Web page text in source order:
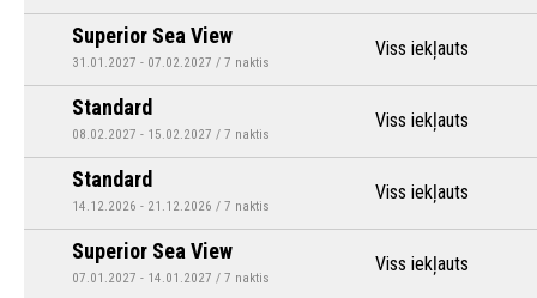
Superior Sea View
31.01.2027 - 07.02.2027 / 7 naktis
Viss iekļauts
Standard
08.02.2027 - 15.02.2027 / 7 naktis
Viss iekļauts
Standard
14.12.2026 - 21.12.2026 / 7 naktis
Viss iekļauts
Superior Sea View
07.01.2027 - 14.01.2027 / 7 naktis
Viss iekļauts